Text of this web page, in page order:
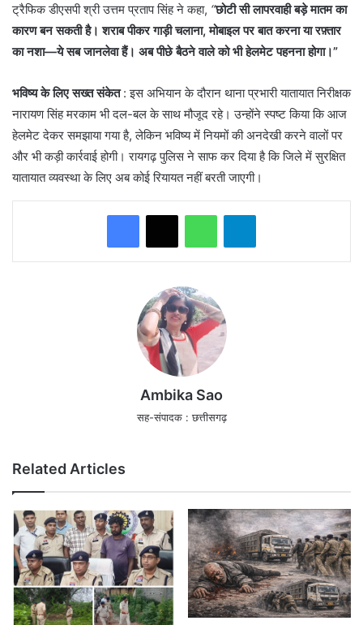
ट्रैफिक डीएसपी श्री उत्तम प्रताप सिंह ने कहा, “छोटी सी लापरवाही बड़े मातम का
कारण बन सकती है। शराब पीकर गाड़ी चलाना, मोबाइल पर बात करना या रफ़्तार
का नशा—ये सब जानलेवा हैं। अब पीछे बैठने वाले को भी हेलमेट पहनना होगा।”
भविष्य के लिए सख्त संकेत: इस अभियान के दौरान थाना प्रभारी यातायात निरीक्षक
नारायण सिंह मरकाम भी दल-बल के साथ मौजूद रहे। उन्होंने स्पष्ट किया कि आज
हेलमेट देकर समझाया गया है, लेकिन भविष्य में नियमों की अनदेखी करने वालों पर
और भी कड़ी कार्रवाई होगी। रायगढ़ पुलिस ने साफ कर दिया है कि जिले में सुरक्षित
यातायात व्यवस्था के लिए अब कोई रियायत नहीं बरती जाएगी।
WhatsAppTelegram
Ambika Sao
सह-संपादक : छत्तीसगढ़
Related Articles